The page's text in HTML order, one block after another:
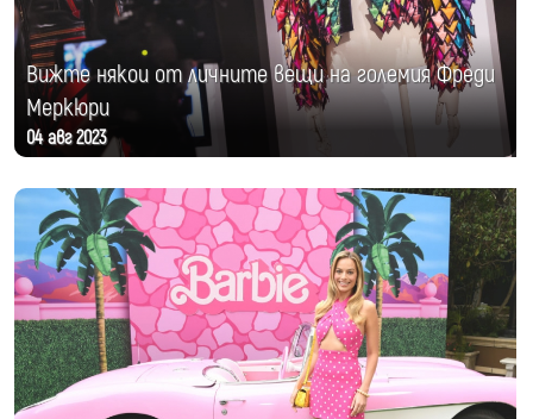
Вижте някои от личните вещи на големия Фреди
Меркюри
04 авг 2023